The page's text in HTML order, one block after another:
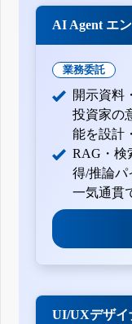
AI Agent エ
業務委託
開示資料
投資家の
能を設計
RAG・検
得/推論パ
一気通貫
UI/UXデザイ